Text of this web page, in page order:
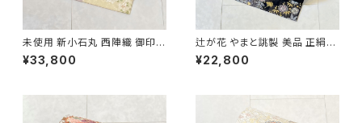
未使用 新小石丸 西陣織 御印華
唐織 花柄 袋帯 正絹 金糸 白 ク
リーム ピンク 紫 576
¥33,800
辻が花 やまと誂製 美品 正絹
金糸 袋帯 黒 紺 紫 パステルカ
ラー 702
¥22,800